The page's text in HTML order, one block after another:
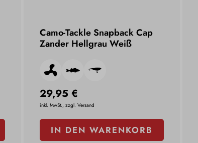
Camo-Tackle Snapback Cap
Zander Hellgrau Weiß
29,95 €
inkl. MwSt., zzgl. Versand
IN DEN WARENKORB